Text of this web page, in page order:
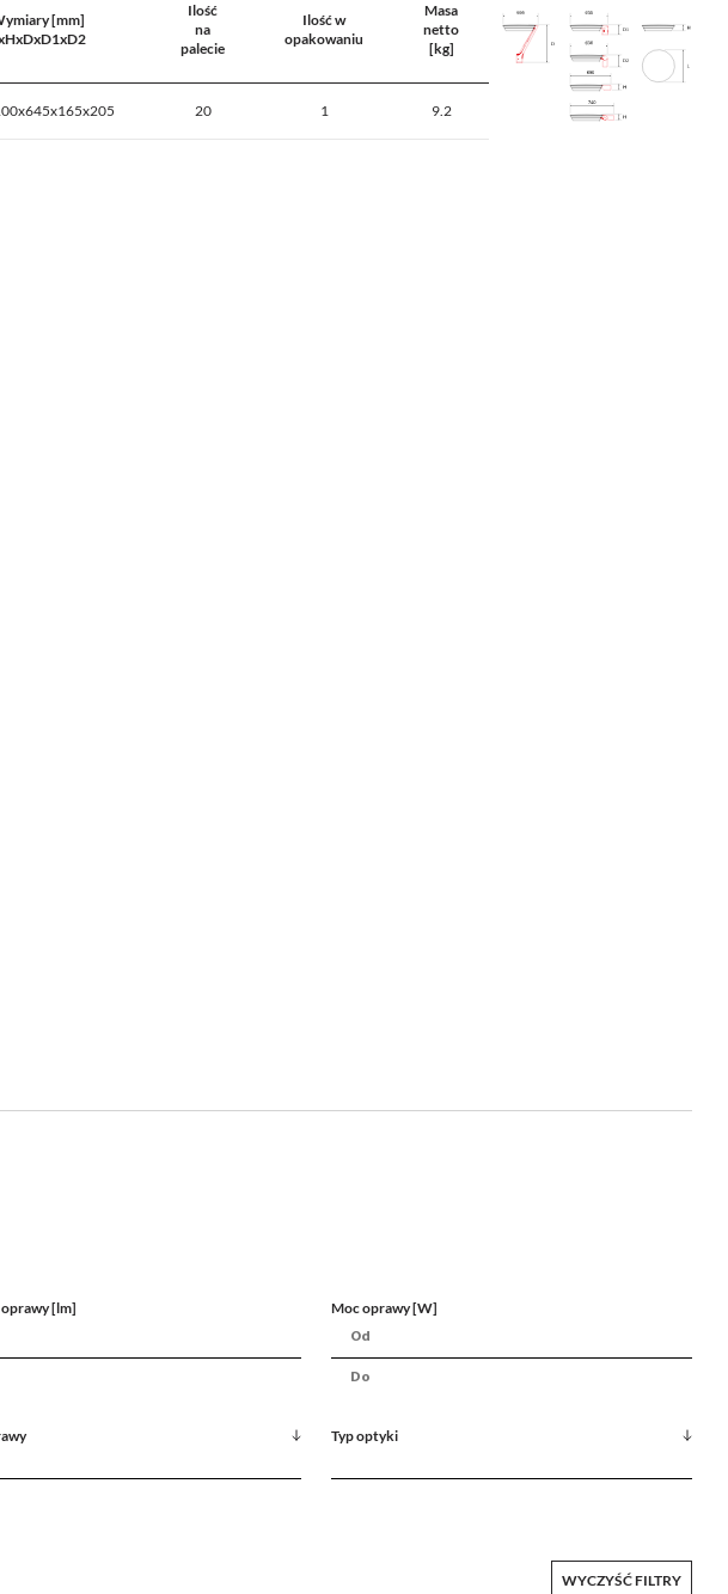
[mm]
Ilość
na
palecie
Ilość w
opakowaniu
Masa
netto
[kg]
20 1 9.2
[lm] Moc oprawy [W]
Typ optyki
WYCZYŚĆ FILTRY